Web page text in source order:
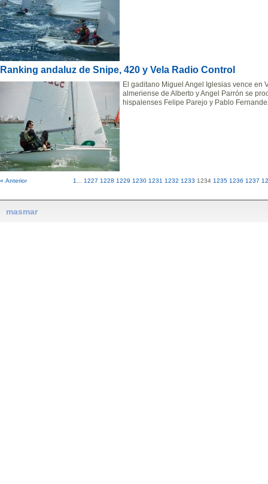
Ranking andaluz de Snipe, 420 y Vela Radio Control
El gaditano Miguel Angel Iglesias vence en
almeriense de Alberto y Angel Parrón se
hispalenses Felipe Parejo y Pablo
« Anterior 1... 1227 1228 1229 1230 1231 1232 1233 1234 1235 1236 1237
masmar